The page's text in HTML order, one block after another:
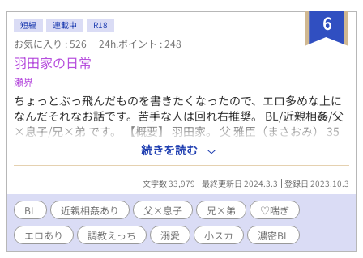
刊行。皆様の応援のおかげです！ ありがとうございました。※
章位置変更 冒険者として活動開始！(10～12歳）をクエストの
前に差し込みました。クエスト以下14歳までを魔の森での冒険者
活動に章変更いたしました。
6
短編 連載中 R18
お気に入り : 526 24h.ポイント : 248
羽田家の日常
瀬界
ちょっとぶっ飛んだものを書きたくなったので、エロ多めな上に
なんだそれなお話です。苦手な人は回れ右推奨。 BL/近親相姦/父
×息子/兄×弟 です。 【概要】 羽田家。 父 雅臣（まさおみ） 35
歳。IT社長、185センチ、筋肉質。 長男 玲（れい）16歳。高校2
生、176センチ、文武両道。 次男 勇（ゆう）8歳。小学３年生、
128センチ、天然。 ぼくのお家は、おっきくて優しいパパと頭が
良くてなんでも教えてくれるお兄ちゃんの3人家族です。生まれた
時からママはいないけど、優しいパパとお兄ちゃんがたくさんか
まってくれるので、毎日たのしいです。 ぼくの家にはたくさんの
ルールがあるけど、これはぼくを守るためで家族みんなが仲良し
のためのひけつ？なんだって！ 自分たちだけのとくべつだから、
続きを読む
文字数 33,979 最終更新日 2024.3.3 登録日 2023.10.3
BL 近親相姦あり 父×息子 兄×弟
♡喘ぎ
エロあり
調教えっち 溺愛 小スカ 濃密BL